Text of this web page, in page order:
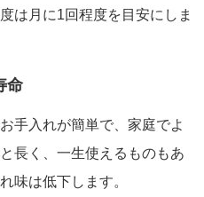
は月に1回程度を目安にしま
命
手入れが簡単で、家庭でよ
長く、一生使えるものもあ
味は低下します。